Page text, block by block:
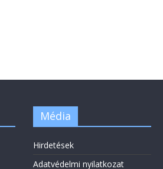
Média
Hirdetések
Adatvédelmi nyilatkozat